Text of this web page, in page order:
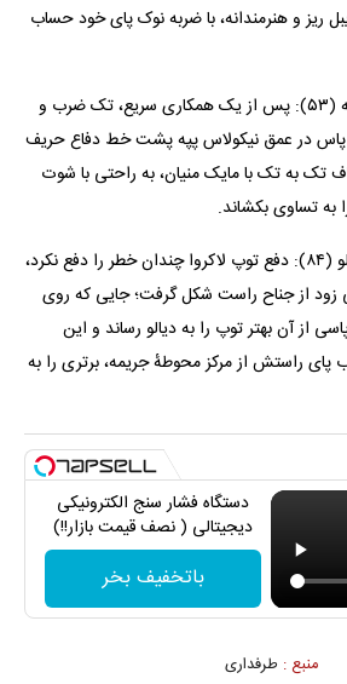
ریز و هنرمندانه، با ضربه نوک پای خود حساب
فرانسه ۱-۱ ساحل عاج؛ دوئه (۵۳): پس از یک همکاری سریع، تک ضرب و
پاس در عمق نیکولاس پپه پشت خط دفاع حریف
تک به تک با مایک منیان، به راحتی با شوت
به تساوی بکشاند.
فرانسه ۱-۲ ساحل عاج؛ دیالو (۸۴): دفع توپ لاکروا چندان خطر را دفع نکرد،
زود از جناح راست شکل گرفت؛ جایی که روی
از آن بهتر توپ را به دیالو رساند و این
راستش از مرکز محوطهٔ جریمه، برتری را به
دستگاه فشار سنج الکترونیکی
دیجیتالی ( نصف قیمت بازار!!)
باتخفیف بخر
منبع : طرفداری